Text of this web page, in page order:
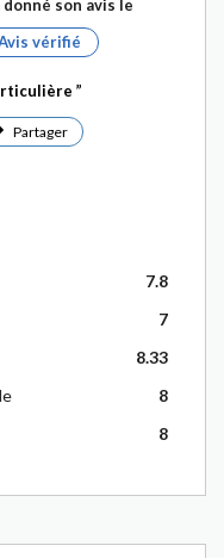
donné son avis le
vérifié
Partager
7.8
7
8.33
8
8